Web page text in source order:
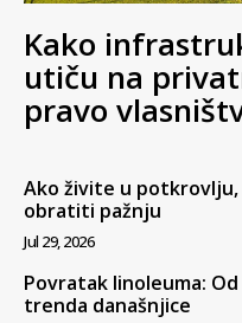
Kako
utiču na
pravo
Ako živite u
obratiti pažnju
Jul 29, 2026
Povratak linoleuma:
trenda današnjice